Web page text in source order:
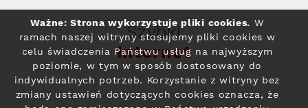
Szybki
Internet
Ważne: Strona wykorzystuje pliki cookies. W
ramach naszej witryny stosujemy pliki cookies w
celu świadczenia Państwu usług na najwyższym
poziomie, w tym w sposób dostosowany do
indywidualnych potrzeb. Korzystanie z witryny bez
zmiany ustawień dotyczących cookies oznacza, że